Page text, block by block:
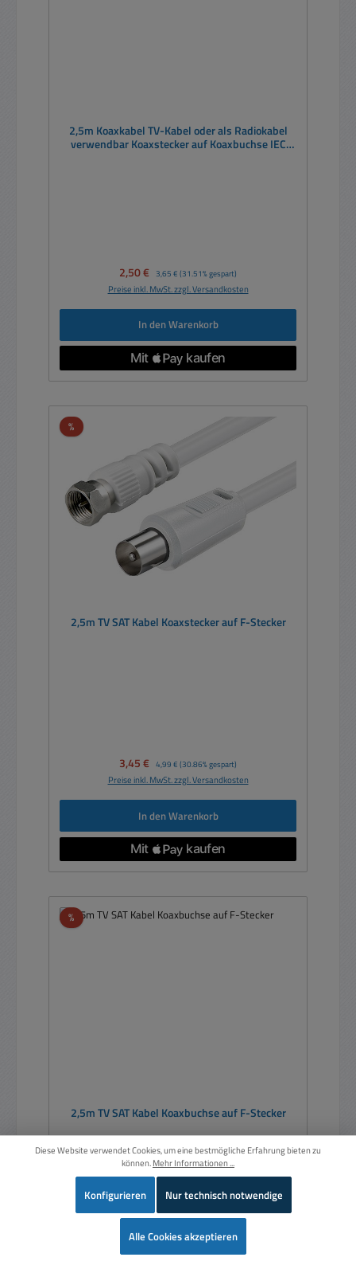
2,5m Koaxkabel TV-Kabel oder als Radiokabel
verwendbar Koaxstecker auf Koaxbuchse IEC
Verkaufspreis:
2,50 € Regulärer Preis:
3,65 € (31.51% gespart)
Preise inkl. MwSt. zzgl. Versandkosten
In den Warenkorb
%Rabatt
2,5m TV SAT Kabel Koaxstecker auf F-Stecker
Verkaufspreis:
3,45 € Regulärer Preis:
4,99 € (30.86% gespart)
Preise inkl. MwSt. zzgl. Versandkosten
In den Warenkorb
%Rabatt
2,5m TV SAT Kabel Koaxbuchse auf F-Stecker
Verkaufspreis:
3,45 € 4,99 €(30.86% gespart)
Diese Website verwendet Cookies, um eine bestmögliche Erfahrung bieten zu
können.Mehr Informationen ...
Nur technisch notwendige
Konfigurieren
Alle Cookies akzeptieren